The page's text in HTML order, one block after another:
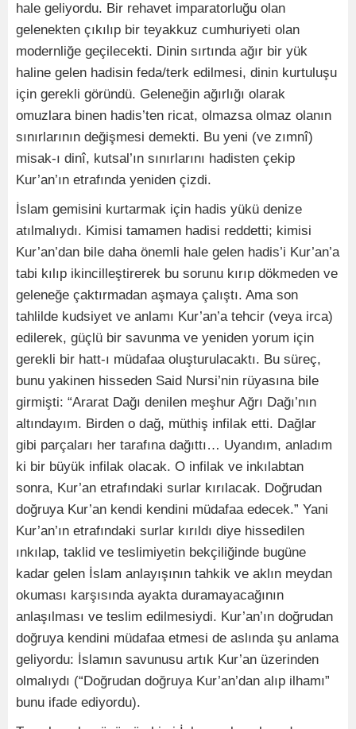
hale geliyordu. Bir rehavet imparatorluğu olan
gelenekten çıkılıp bir teyakkuz cumhuriyeti olan
modernliğe geçilecekti. Dinin sırtında ağır bir yük
haline gelen hadisin feda/terk edilmesi, dinin kurtuluşu
için gerekli göründü. Geleneğin ağırlığı olarak
omuzlara binen hadis’ten ricat, olmazsa olmaz olanın
sınırlarının değişmesi demekti. Bu yeni (ve zımnî)
misak-ı dinî, kutsal’ın sınırlarını hadisten çekip
Kur’an’ın etrafında yeniden çizdi.
İslam gemisini kurtarmak için hadis yükü denize
atılmalıydı. Kimisi tamamen hadisi reddetti; kimisi
Kur’an’dan bile daha önemli hale gelen hadis’i Kur’an’a
tabi kılıp ikincilleştirerek bu sorunu kırıp dökmeden ve
geleneğe çaktırmadan aşmaya çalıştı. Ama son
tahlilde kudsiyet ve anlamı Kur’an’a tehcir (veya irca)
edilerek, güçlü bir savunma ve yeniden yorum için
gerekli bir hatt-ı müdafaa oluşturulacaktı. Bu süreç,
bunu yakinen hisseden Said Nursi’nin rüyasına bile
girmişti: “Ararat Dağı denilen meşhur Ağrı Dağı’nın
altındayım. Birden o dağ, müthiş infilak etti. Dağlar
gibi parçaları her tarafına dağıttı… Uyandım, anladım
ki bir büyük infilak olacak. O infilak ve inkılabtan
sonra, Kur’an etrafındaki surlar kırılacak. Doğrudan
doğruya Kur’an kendi kendini müdafaa edecek.” Yani
Kur’an’ın etrafındaki surlar kırıldı diye hissedilen
ınkılap, taklid ve teslimiyetin bekçiliğinde bugüne
kadar gelen İslam anlayışının tahkik ve aklın meydan
okuması karşısında ayakta duramayacağının
anlaşılması ve teslim edilmesiydi. Kur’an’ın doğrudan
doğruya kendini müdafaa etmesi de aslında şu anlama
geliyordu: İslamın savunusu artık Kur’an üzerinden
olmalıydı (“Doğrudan doğruya Kur’an’dan alıp ilhamı”
bunu ifade ediyordu).